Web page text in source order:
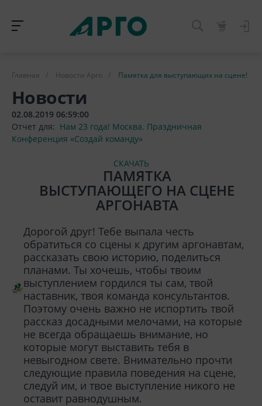
Главная / Новости Арго / Памятка для выступающих на сцене!
Новости
02.08.2019 06:59:00
Отчет для: Нам 23 года! Москва. Праздничная
Конференция «Создай команду»
СКАЧАТЬ
ПАМЯТКА
ВЫСТУПАЮЩЕГО НА СЦЕНЕ
АРГОНАВТА
Дорогой друг! Тебе выпала честь
обратиться со сцены к другим аргонавтам,
рассказать свою историю, поделиться
планами. Ты хочешь, чтобы твоим
выступлением гордился ты сам, твой
наставник, твоя команда консультантов.
Поэтому очень важно не испортить твой
рассказ досадными мелочами, на которые
не всегда обращаешь внимание, но
которые могут выставить тебя в
невыгодном свете. Внимательно прочти
следующие правила поведения на сцене,
следуй им, и твое выступление никого не
оставит равнодушным.